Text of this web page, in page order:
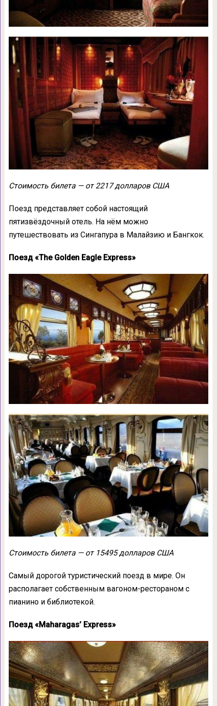
Стоимость билета — от 2217 долларов США
Поезд представляет собой настоящий
пятизвёздочный отель. На нём можно
путешествовать из Сингапура в Малайзию и Бангкок.
Поезд «The Golden Eagle Express»
Стоимость билета — от 15495 долларов США
Самый дорогой туристический поезд в мире. Он
располагает собственным вагоном-рестораном с
пианино и библиотекой.
Поезд «Maharagas’ Express»